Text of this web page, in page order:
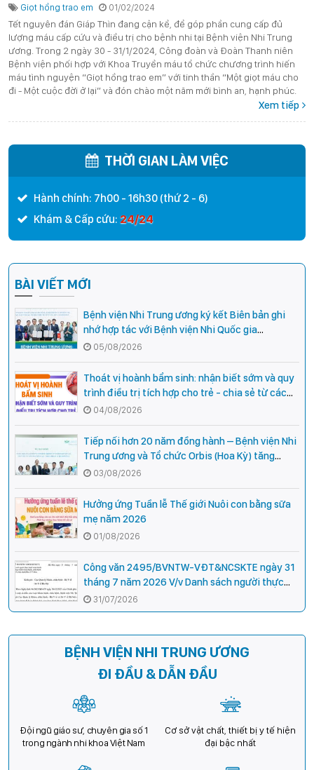
dành tặng bệnh nhi dịp Tết Nguyên đán Giáp
Thìn
Giọt hồng trao em 01/02/2024
Tết nguyên đán Giáp Thìn đang cận kề, để góp phần cung cấp đủ
lượng máu cấp cứu và điều trị cho bệnh nhi tại Bệnh viện Nhi Trung
ương. Trong 2 ngày 30 - 31/1/2024, Công đoàn và Đoàn Thanh niên
Bệnh viện phối hợp với Khoa Truyền máu tổ chức chương trình hiến
máu tình nguyện “Giọt hồng trao em” với tinh thần “Một giọt máu cho
đi - Một cuộc đời ở lại” và đón chào một năm mới bình an, hạnh phúc.
Xem tiếp
THỜI GIAN LÀM VIỆC
Hành chính: 7h00 - 16h30 (thứ 2 - 6)
Khám & Cấp cứu: 24/24
BÀI VIẾT MỚI
Bệnh viện Nhi Trung ương ký kết Biên bản ghi
nhớ hợp tác với Bệnh viện Nhi Quốc gia
Campuchia
05/08/2026
Thoát vị hoành bẩm sinh: nhận biết sớm và quy
trình điều trị tích hợp cho trẻ - chia sẻ từ các
chuyên gia hàng đầu của Bệnh Viện Nhi Trung
ương
04/08/2026
Tiếp nối hơn 20 năm đồng hành – Bệnh viện Nhi
Trung ương và Tổ chức Orbis (Hoa Kỳ) tăng
cường hợp tác, mở rộng cơ hội bảo vệ thị lực
cho trẻ em Việt Nam
03/08/2026
Hưởng ứng Tuần lễ Thế giới Nuôi con bằng sữa
mẹ năm 2026
01/08/2026
Công văn 2495/BVNTW-VĐT&NCSKTE ngày 31
tháng 7 năm 2026 V/v Danh sách người thực
hành hoàn thành thời gian thực hành khám
bệnh, chữa bệnh đối với chức danh Bác sĩ Y
31/07/2026
BỆNH VIỆN NHI TRUNG ƯƠNG
ĐI ĐẦU & DẪN ĐẦU
Đội ngũ giáo sư, chuyên gia số 1
trong ngành nhi khoa Việt Nam
Cơ sở vật chất, thiết bị y tế hiện
đại bậc nhất